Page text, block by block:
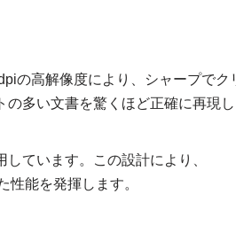
の高解像度により、シャープでク
多い文書を驚くほど正確に再現し
ています。この設計により、
能を発揮します。